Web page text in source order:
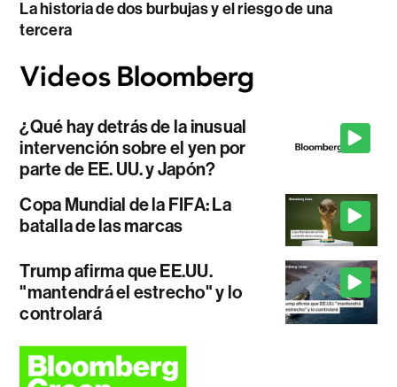
La historia de dos burbujas y el riesgo de una
tercera
¿Qué hay detrás de la inusual
intervención sobre el yen por
parte de EE. UU. y Japón?
Copa Mundial de la FIFA: La
batalla de las marcas
Trump afirma que EE.UU.
"mantendrá el estrecho" y lo
controlará